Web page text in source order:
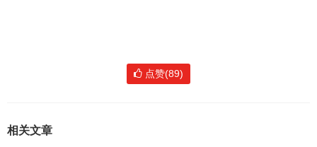
点赞(89)
相关文章